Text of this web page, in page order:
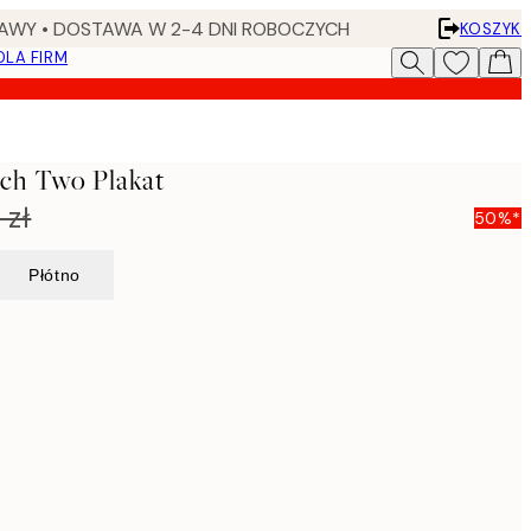
• DOSTAWA W 2-4 DNI ROBOCZYCH
KOSZYK
FIRM
Two Plakat
50%*
Płótno